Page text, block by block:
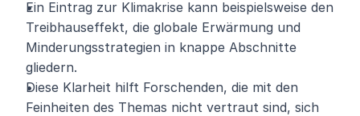
Ein Eintrag zur Klimakrise kann beispielsweise den
Treibhauseffekt, die globale Erwärmung und
Minderungsstrategien in knappe Abschnitte
gliedern.
Diese Klarheit hilft Forschenden, die mit den
Feinheiten des Themas nicht vertraut sind, sich